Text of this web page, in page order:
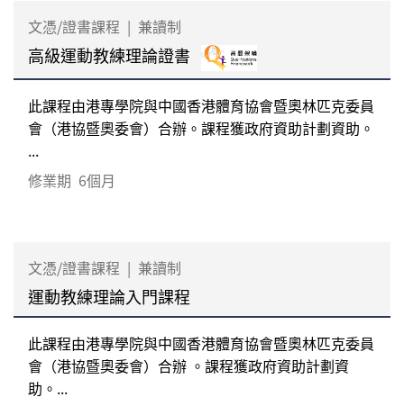
文憑/證書課程 | 兼讀制
高級運動教練理論證書
此課程由港專學院與中國香港體育協會暨奧林匹克委員
會（港協暨奧委會）合辦。課程獲政府資助計劃資助。
...
修業期 6個月
文憑/證書課程 | 兼讀制
運動教練理論入門課程
此課程由港專學院與中國香港體育協會暨奧林匹克委員
會（港協暨奧委會）合辦 。課程獲政府資助計劃資
助。...